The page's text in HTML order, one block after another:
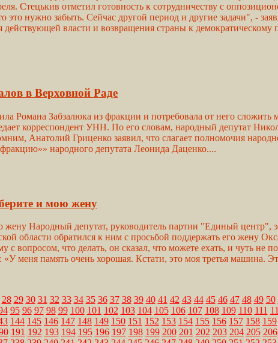
Стецькив отметил готовность к сотрудничеству с
это нужно забыть. Сейчас другой период и другие задачи", -
власти и возвращения страны к демократическому
в Верховной Раде
Романа Забзалюка из фракции и потребовала от него сложить
корреспондент УНН. По его словам, народный депутат
Анатолий Гриценко заявил, что слагает полномочия
народного депутата Леонида Даценко....
и мою жену
Народный депутат, руководитель партии "Единый центр",
области обратился к ним с просьбой поддержать его жену
с вопросом, что делать, он сказал, что можете ехать, и чуть не
меня память очень хорошая. Кстати, это моя третья машина.
28 29 30 31 32 33 34 35 36 37 38 39 40 41 42 43 44 45 46 47 48 49 50
95 96 97 98 99 100 101 102 103 104 105 106 107 108 109 110 111
144 145 146 147 148 149 150 151 152 153 154 155 156 157 158 159
191 192 193 194 195 196 197 198 199 200 201 202 203 204 205 206